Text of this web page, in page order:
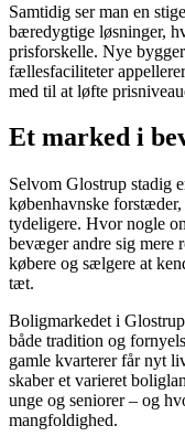
Samtidig ser man en
bæredygtige løsninger,
prisforskelle. Nye
fællesfaciliteter
med til at løfte
Et marked i
Selvom Glostrup stadig
københavnske
tydeligere. Hvor nogle
bevæger andre sig mere
købere og sælgere at
tæt.
Boligmarkedet i
både tradition og
gamle kvarterer får nyt
skaber et varieret
unge og seniorer – og
mangfoldighed.